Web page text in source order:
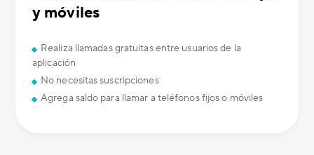
y móviles
Realiza llamadas gratuitas entre usuarios de la
aplicación
No necesitas suscripciones
Agrega saldo para llamar a teléfonos fijos o móviles